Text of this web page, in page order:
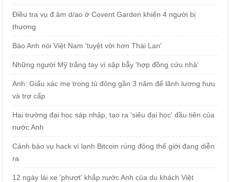
Điều tra vụ đ.âm d/ao ở Covent Garden khiến 4 người bị
thương
Báo Anh nói Việt Nam 'tuyệt vời hơn Thái Lan'
Những người Mỹ trắng tay vì sập bẫy 'hợp đồng cứu nhà'
Anh: Giấu xác mẹ trong tủ đông gần 3 năm để lãnh lương hưu
và trợ cấp
Hai trường đại học sáp nhập, tạo ra 'siêu đại học' đầu tiên của
nước Anh
Cảnh báo vụ hack ví lạnh Bitcoin rúng động thế giới đang diễn
ra
12 ngày lái xe 'phượt' khắp nước Anh của du khách Việt